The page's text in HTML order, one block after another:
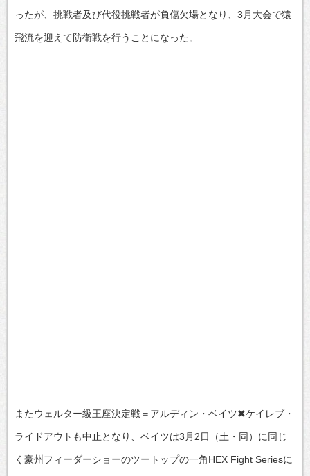
ったが、挑戦者及び代役挑戦者が負傷欠場となり、3月大会で猿
飛流を迎えて防衛戦を行うことになった。
またウェルター級王座決定戦＝アルディン・ベイツ✖ケイレブ・
ライドアウトも中止となり、ベイツは3月2日（土・同）に同じ
く豪州フィーダーショーのツートップの一角HEX Fight Seriesに